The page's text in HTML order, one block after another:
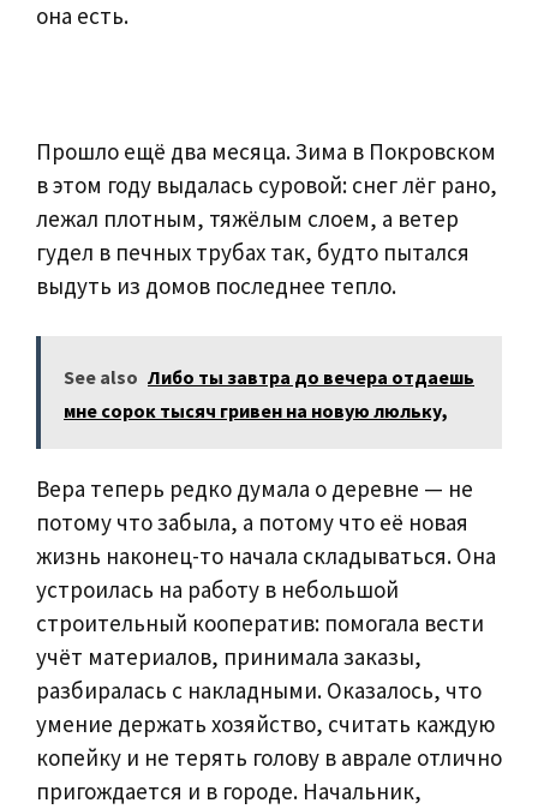
она есть.
Прошло ещё два месяца. Зима в Покровском
в этом году выдалась суровой: снег лёг рано,
лежал плотным, тяжёлым слоем, а ветер
гудел в печных трубах так, будто пытался
выдуть из домов последнее тепло.
See also Либо ты завтра до вечера отдаешь
мне сорок тысяч гривен на новую люльку,
Вера теперь редко думала о деревне — не
потому что забыла, а потому что её новая
жизнь наконец-то начала складываться. Она
устроилась на работу в небольшой
строительный кооператив: помогала вести
учёт материалов, принимала заказы,
разбиралась с накладными. Оказалось, что
умение держать хозяйство, считать каждую
копейку и не терять голову в аврале отлично
пригождается и в городе. Начальник,